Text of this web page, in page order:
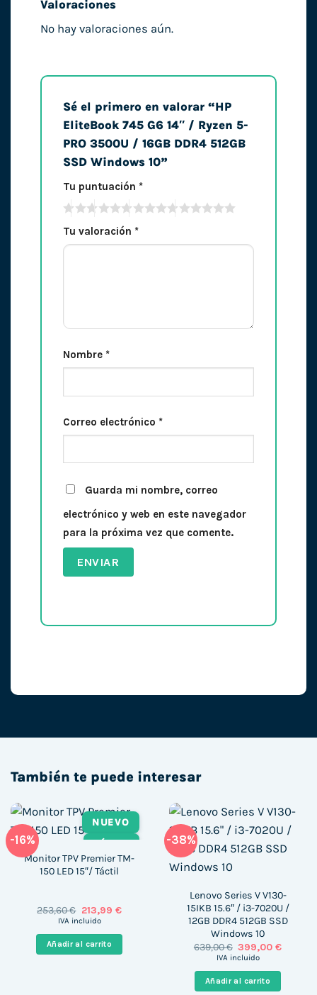
Valoraciones
No hay valoraciones aún.
Sé el primero en valorar “HP
EliteBook 745 G6 14″ / Ryzen 5-
PRO 3500U / 16GB DDR4 512GB
SSD Windows 10”
Tu puntuación *
Tu valoración *
Nombre *
Correo electrónico *
Guarda mi nombre, correo
electrónico y web en este navegador
para la próxima vez que comente.
También te puede interesar
-16%
NUEVO
Monitor TPV Premier TM-
150 LED 15″/ Táctil
253,60€ El
precio
era:
253,60 €.
213,99 €El
es:
IVA incluido
Añadir al carrito
-38%
Lenovo Series V V130-
15IKB 15.6″ / i3-7020U /
12GB DDR4 512GB SSD
Windows 10
639,00€ El
precio
era:
639,00 €.
399,00€El
IVA incluido
Añadir al carrito